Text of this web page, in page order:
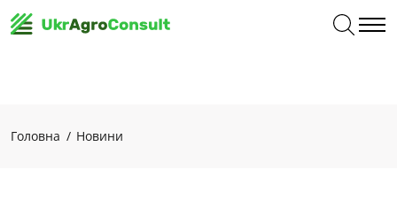
Головна Новини